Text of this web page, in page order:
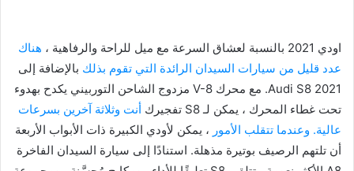
اودي 2021 بالنسبة لعشاق السرعة مع ميل للراحة والرفاهية ،
هناك
عدد قليل من سيارات السيدان الرائدة التي تقوم بذلك بالإضافة إلى
2021 Audi S8. مع محرك V-8 مزدوج الشاحن التوربيني يكدح بهدوء
تحت غطاء المحرك ، يمكن لـ S8 تفجيرك
أنت وثلاثة آخرين بسرعات
عالية. وعندما تتقلب الأمور ، يمكن لأودي الكبيرة ذات الأبواب الأربعة
أن تلتهم الرصيف بوتيرة مذهلة. استنادًا إلى سيارة السيدان الفاخرة